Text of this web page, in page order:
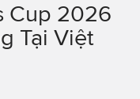
Cup 2026
Tại Việt